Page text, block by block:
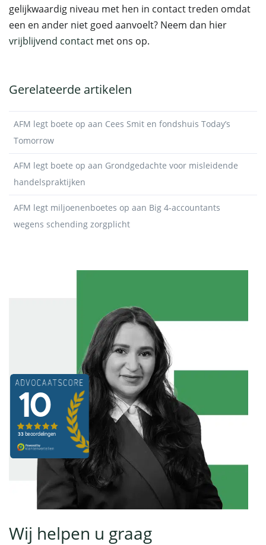
gelijkwaardig niveau met hen in contact treden omdat
een en ander niet goed aanvoelt? Neem dan hier
vrijblijvend contact met ons op.
Gerelateerde artikelen
AFM legt boete op aan Cees Smit en fondshuis Today’s
Tomorrow
AFM legt boete op aan Grondgedachte voor misleidende
handelspraktijken
AFM legt miljoenenboetes op aan Big 4-accountants
wegens schending zorgplicht
Wij helpen u graag